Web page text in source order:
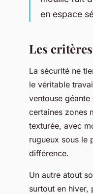
en espace
Les
La sécurité ne
le véritable
ventouse
certaines zones
texturée, avec
rugueux sous le
différence.
Un autre atout
surtout en hiver,